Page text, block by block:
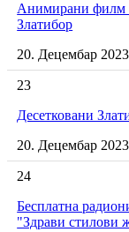
Анимирани филм
Златибор
20. Децембар
23
Десетковани
20. Децембар
24
Бесплатна
"Здрави стилови